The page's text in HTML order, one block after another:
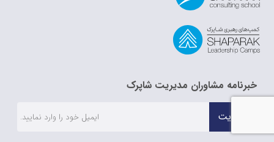
خبرنامه مشاوران مدیریت شاپرک
عضویت